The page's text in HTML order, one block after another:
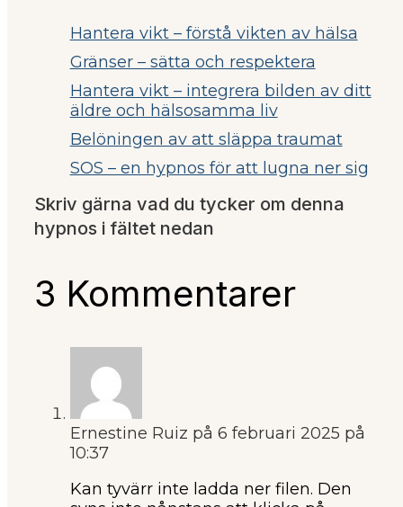
Hantera vikt – förstå vikten av hälsa
Gränser – sätta och respektera
Hantera vikt – integrera bilden av ditt
äldre och hälsosamma liv
Belöningen av att släppa traumat
SOS – en hypnos för att lugna ner sig
Skriv gärna vad du tycker om denna
hypnos i fältet nedan
3 Kommentarer
Ernestine Ruiz på 6 februari 2025 på
10:37
Kan tyvärr inte ladda ner filen. Den